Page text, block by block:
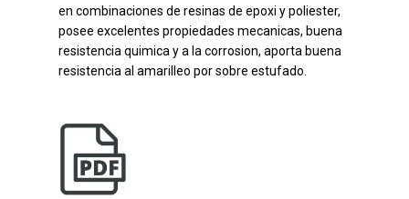
en combinaciones de resinas de epoxi y poliester,
posee excelentes propiedades mecanicas, buena
resistencia quimica y a la corrosion, aporta buena
resistencia al amarilleo por sobre estufado.